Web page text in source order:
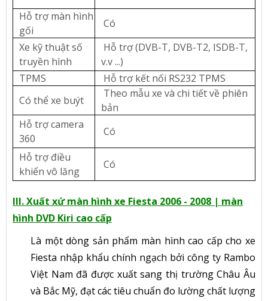
Hỗ trợ màn hình
gối
Có
Xe kỹ thuật số
truyền hình
Hỗ trợ (DVB-T, DVB-T2, ISDB-T,
v.v ...)
TPMS
Hỗ trợ kết nối RS232 TPMS
Có thể xe buýt
Theo mẫu xe và chi tiết về phiên
bản
Hỗ trợ camera
360
Có
Hỗ trợ điều
khiển vô lăng
Có
III. Xuất xứ màn hình xe Fiesta 2006 - 2008 | màn
hình DVD Kiri cao cấp
Là một dòng sản phẩm màn hình cao cấp cho xe
Fiesta nhập khẩu chính ngạch bởi công ty Rambo
Việt Nam đã được xuất sang thị trường Châu Âu
và Bắc Mỹ, đạt các tiêu chuẩn đo lường chất lượng